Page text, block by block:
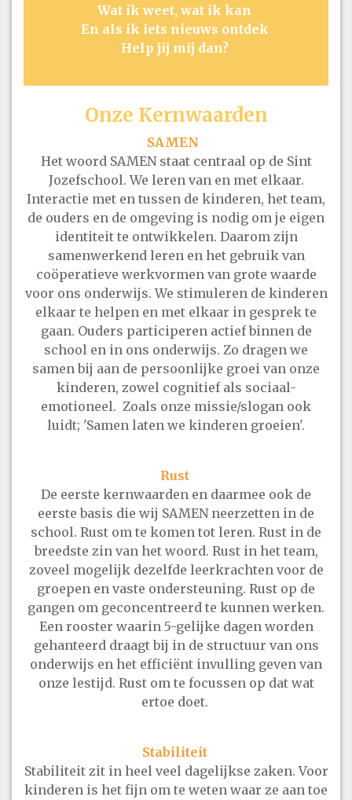
Wat ik weet, wat ik kan
En als ik iets nieuws ontdek
Help jij mij dan?
Onze Kernwaarden
SAMEN
Het woord SAMEN staat centraal op de Sint
Jozefschool. We leren van en met elkaar.
Interactie met en tussen de kinderen, het team,
de ouders en de omgeving is nodig om je eigen
identiteit te ontwikkelen. Daarom zijn
samenwerkend leren en het gebruik van
coöperatieve werkvormen van grote waarde
voor ons onderwijs. We stimuleren de kinderen
elkaar te helpen en met elkaar in gesprek te
gaan. Ouders participeren actief binnen de
school en in ons onderwijs. Zo dragen we
samen bij aan de persoonlijke groei van onze
kinderen, zowel cognitief als sociaal-
emotioneel. Zoals onze missie/slogan ook
luidt; 'Samen laten we kinderen groeien'.
Rust
De eerste kernwaarden en daarmee ook de
eerste basis die wij SAMEN neerzetten in de
school. Rust om te komen tot leren. Rust in de
breedste zin van het woord. Rust in het team,
zoveel mogelijk dezelfde leerkrachten voor de
groepen en vaste ondersteuning. Rust op de
gangen om geconcentreerd te kunnen werken.
Een rooster waarin 5-gelijke dagen worden
gehanteerd draagt bij in de structuur van ons
onderwijs en het efficiënt invulling geven van
onze lestijd. Rust om te focussen op dat wat
ertoe doet.
Stabiliteit
Stabiliteit zit in heel veel dagelijkse zaken. Voor
kinderen is het fijn om te weten waar ze aan toe